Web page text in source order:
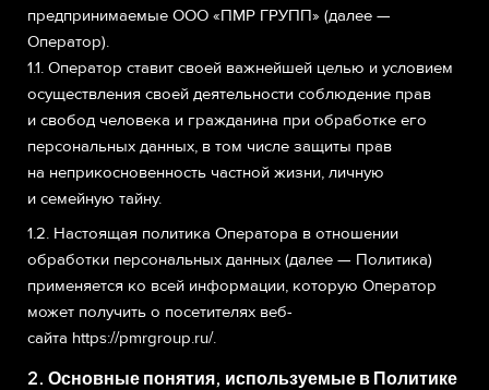
предпринимаемые ООО «ПМР ГРУПП» (далее —
Оператор).
1.1. Оператор ставит своей важнейшей целью и условием
осуществления своей деятельности соблюдение прав
и свобод человека и гражданина при обработке его
персональных данных, в том числе защиты прав
на неприкосновенность частной жизни, личную
и семейную тайну.
1.2. Настоящая политика Оператора в отношении
обработки персональных данных (далее — Политика)
применяется ко всей информации, которую Оператор
может получить о посетителях веб-
сайта https://pmrgroup.ru/.
2. Основные понятия, используемые в Политике